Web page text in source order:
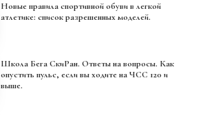
Новые правила спортивной обуви в легкой
атлетике: список разрешенных моделей.
Школа Бега СкиРан. Ответы на вопросы. Как
опустить пульс, если вы ходите на ЧСС 120 и
выше.